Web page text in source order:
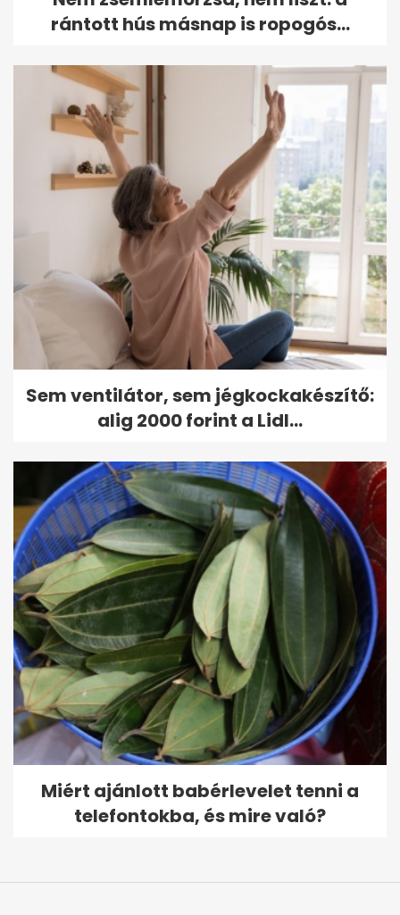
rántott hús másnap is ropogós...
Sem ventilátor, sem jégkockakészítő:
alig 2000 forint a Lidl...
Miért ajánlott babérlevelet tenni a
telefontokba, és mire való?